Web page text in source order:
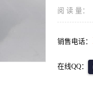
阅 读 量：
销售电话：
在线QQ：